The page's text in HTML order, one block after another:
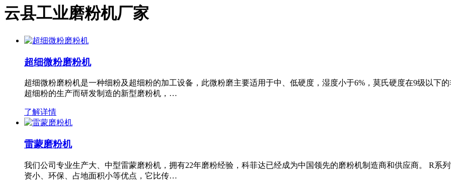
云县工业磨粉机厂家
超细微粉磨粉机
超细微粉磨粉机是一种细粉及超细粉的加工设备，此微粉磨主要适用于中、低硬度，湿度小于6%，莫氏硬度在9级以下
超细粉的生产而研发制造的新型磨粉机，…
了解详情
雷蒙磨粉机
我们公司专业生产大、中型雷蒙磨粉机，拥有22年磨粉经验，科菲达已经成为中国领先的磨粉机制造商和供应商。 R系
资小、环保、占地面积小等优点，它比传…